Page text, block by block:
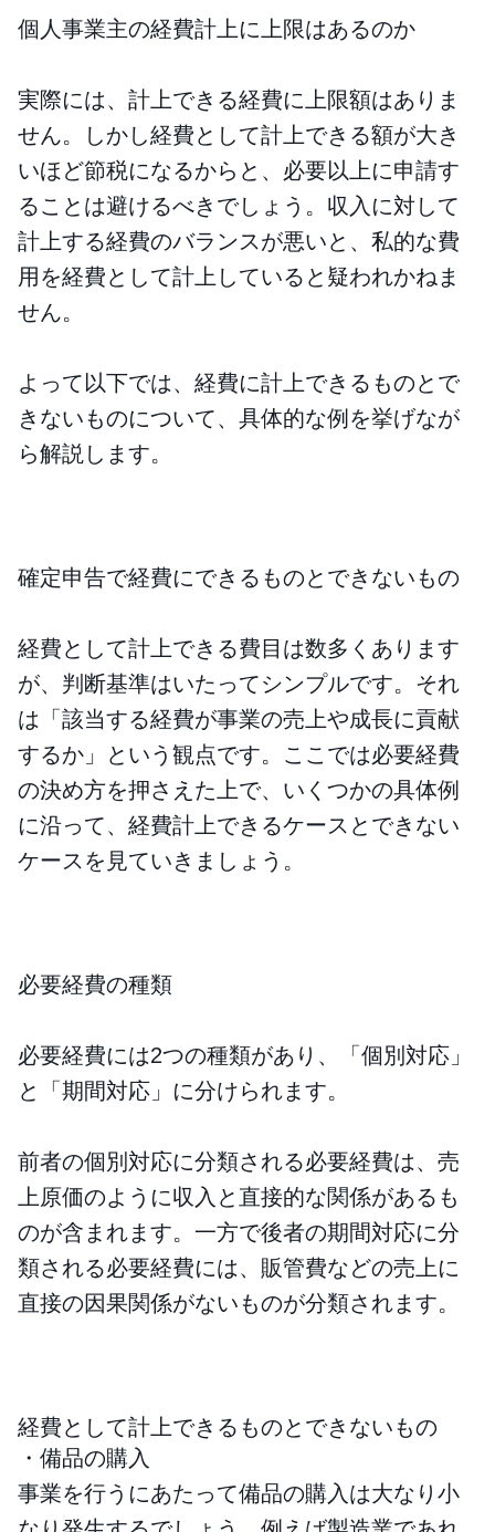
個人事業主の経費計上に上限はあるのか
実際には、計上できる経費に上限額はありま
せん。しかし経費として計上できる額が大き
いほど節税になるからと、必要以上に申請す
ることは避けるべきでしょう。収入に対して
計上する経費のバランスが悪いと、私的な費
用を経費として計上していると疑われかねま
せん。
よって以下では、経費に計上できるものとで
きないものについて、具体的な例を挙げなが
ら解説します。
確定申告で経費にできるものとできないもの
経費として計上できる費目は数多くあります
が、判断基準はいたってシンプルです。それ
は「該当する経費が事業の売上や成長に貢献
するか」という観点です。ここでは必要経費
の決め方を押さえた上で、いくつかの具体例
に沿って、経費計上できるケースとできない
ケースを見ていきましょう。
必要経費の種類
必要経費には2つの種類があり、「個別対応」
と「期間対応」に分けられます。
前者の個別対応に分類される必要経費は、売
上原価のように収入と直接的な関係があるも
のが含まれます。一方で後者の期間対応に分
類される必要経費には、販管費などの売上に
直接の因果関係がないものが分類されます。
経費として計上できるものとできないもの
・備品の購入
事業を行うにあたって備品の購入は大なり小